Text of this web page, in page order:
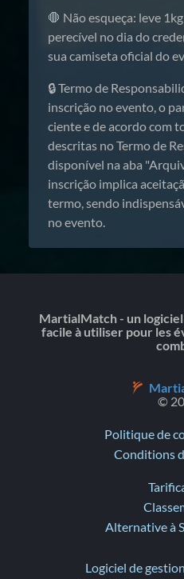
🛑 Não esqueça: leve
perecível no dia do
sua camiseta oficial do
🔒 Termo de
inscrição no evento, o
ciente e de acordo com
descritas no Termo de
disponível na aba
inscrição implica
termo, sendo
no evento.
MartialMatch - un
facile à utiliser pour les
©
Politique de
Conditions
Alternative à
Logiciel de